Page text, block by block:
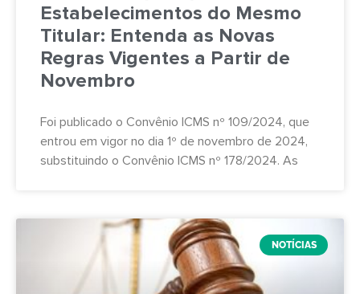
Estabelecimentos do Mesmo
Titular: Entenda as Novas
Regras Vigentes a Partir de
Novembro
Foi publicado o Convênio ICMS nº 109/2024, que
entrou em vigor no dia 1º de novembro de 2024,
substituindo o Convênio ICMS nº 178/2024. As
NOTÍCIAS